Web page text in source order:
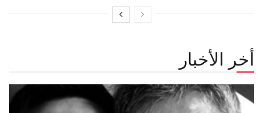
أخر الأخبار